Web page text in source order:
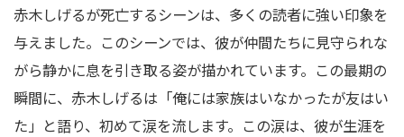
赤木しげるが死亡するシーンは、多くの読者に強い印象を
与えました。このシーンでは、彼が仲間たちに見守られな
がら静かに息を引き取る姿が描かれています。この最期の
瞬間に、赤木しげるは「俺には家族はいなかったが友はい
た」と語り、初めて涙を流します。この涙は、彼が生涯を